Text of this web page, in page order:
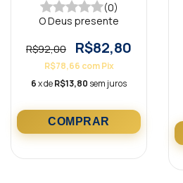
(0)
O Deus presente
R$92,00 R$82,80
R$78,66 com Pix
6x deR$13,80 sem juros